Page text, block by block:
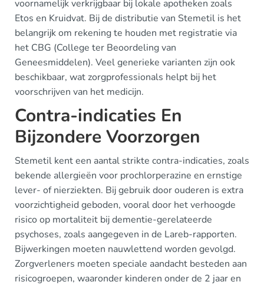
voornamelijk verkrijgbaar bij lokale apotheken zoals
Etos en Kruidvat. Bij de distributie van Stemetil is het
belangrijk om rekening te houden met registratie via
het CBG (College ter Beoordeling van
Geneesmiddelen). Veel generieke varianten zijn ook
beschikbaar, wat zorgprofessionals helpt bij het
voorschrijven van het medicijn.
Contra-indicaties En
Bijzondere Voorzorgen
Stemetil kent een aantal strikte contra-indicaties, zoals
bekende allergieën voor prochlorperazine en ernstige
lever- of nierziekten. Bij gebruik door ouderen is extra
voorzichtigheid geboden, vooral door het verhoogde
risico op mortaliteit bij dementie-gerelateerde
psychoses, zoals aangegeven in de Lareb-rapporten.
Bijwerkingen moeten nauwlettend worden gevolgd.
Zorgverleners moeten speciale aandacht besteden aan
risicogroepen, waaronder kinderen onder de 2 jaar en